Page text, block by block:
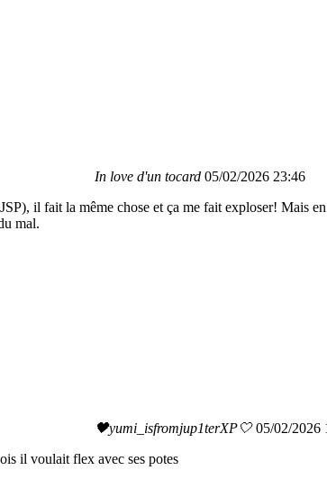
In love d'un tocard 05/02/2026 23:46
il fait la même chose et ça me fait exploser! Mais
mal.
🖤yumi_isfromjup1terXP🤍 05/02/2026
il voulait flex avec ses potes